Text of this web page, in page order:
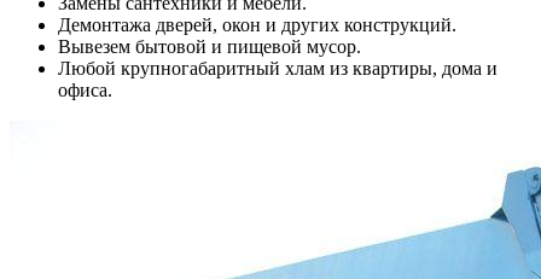
Демонтажа дверей, окон и других конструкций.
Вывезем бытовой и пищевой мусор.
Любой крупногабаритный хлам из квартиры, дома и
офиса.